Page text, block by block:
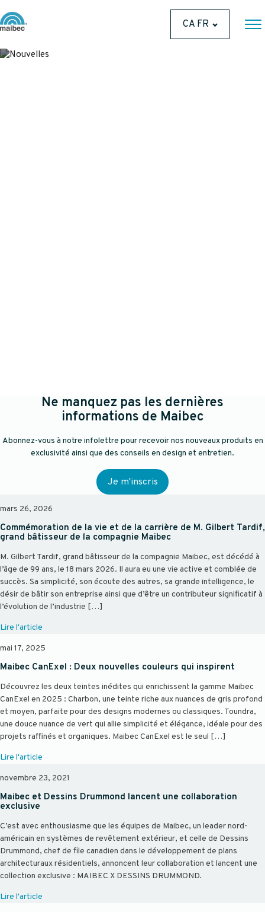
CA FR
Ne manquez pas les dernières
informations de Maibec
Abonnez-vous à notre infolettre pour recevoir nos nouveaux produits en
exclusivité ainsi que des conseils en design et entretien.
Je m'inscris
mars 26, 2026
Commémoration de la vie et de la carrière de M. Gilbert Tardif,
grand bâtisseur de la compagnie Maibec
M. Gilbert Tardif, grand bâtisseur de la compagnie Maibec, est décédé à
l’âge de 99 ans, le 18 mars 2026. Il aura eu une vie active et comblée de
succès. Sa simplicité, son écoute des autres, sa grande intelligence, le
désir de bâtir son entreprise ainsi que d’être un contributeur significatif à
l’évolution de l’industrie […]
Lire l'article
mai 17, 2025
Maibec CanExel : Deux nouvelles couleurs qui inspirent
Découvrez les deux teintes inédites qui enrichissent la gamme Maibec
CanExel en 2025 : Charbon, une teinte riche aux nuances de gris profond
et moyen, parfaite pour des designs modernes ou classiques. Toundra,
une douce nuance de vert qui allie simplicité et élégance, idéale pour des
projets raffinés et organiques. Maibec CanExel est le seul […]
Lire l'article
novembre 23, 2021
Maibec et Dessins Drummond lancent une collaboration
exclusive
C’est avec enthousiasme que les équipes de Maibec, un leader nord-
américain en systèmes de revêtement extérieur, et celle de Dessins
Drummond, chef de file canadien dans le développement de plans
architecturaux résidentiels, annoncent leur collaboration et lancent une
collection exclusive : MAIBEC X DESSINS DRUMMOND.
Lire l'article